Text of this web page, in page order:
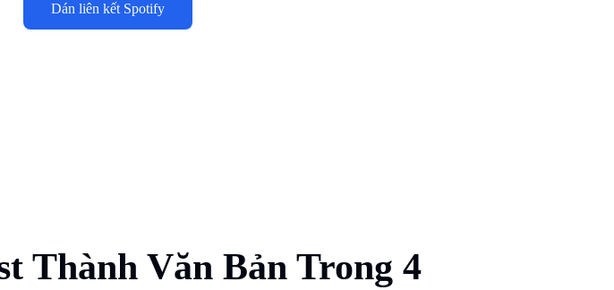
Dán liên kết Spotify
Thành Văn Bản Trong 4